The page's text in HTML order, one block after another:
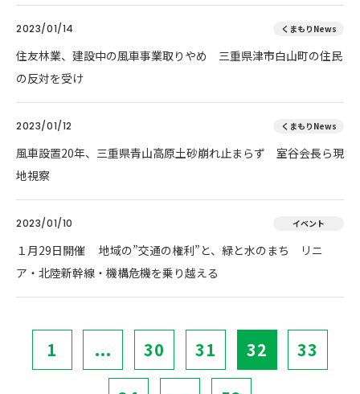
2023/01/14 くまもりNews
住友林業、建設中の風車事業取りやめ 三重県津市白山町の住民
の反対を受け
2023/01/12 くまもりNews
風車設置20年、三重県青山高原土砂崩れ止まらず 室谷会長ら現
地視察
2023/01/10 イベント
１月29日開催 地域の”交通の権利”と、緑と水のまち リニ
ア・北陸新幹線・機構危機を乗り越える
1 ... 30 31 32 33